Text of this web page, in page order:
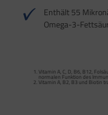
Enthält 55
Omega-3-
Vitamin A, C, D, B6, B12,
normalen Funktion des
Vitamin A, B2, B3 und Biotin
Vitamin A, Beta-Carotin,
normalen Stoffwechsel von
Vitamin B2 und Biotin tragen
Darmschleimhaut) bei.
Vitamin D und Zink tragen